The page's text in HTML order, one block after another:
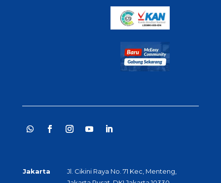
Jakarta
Jl. Cikini Raya No. 71 Kec, Menteng,